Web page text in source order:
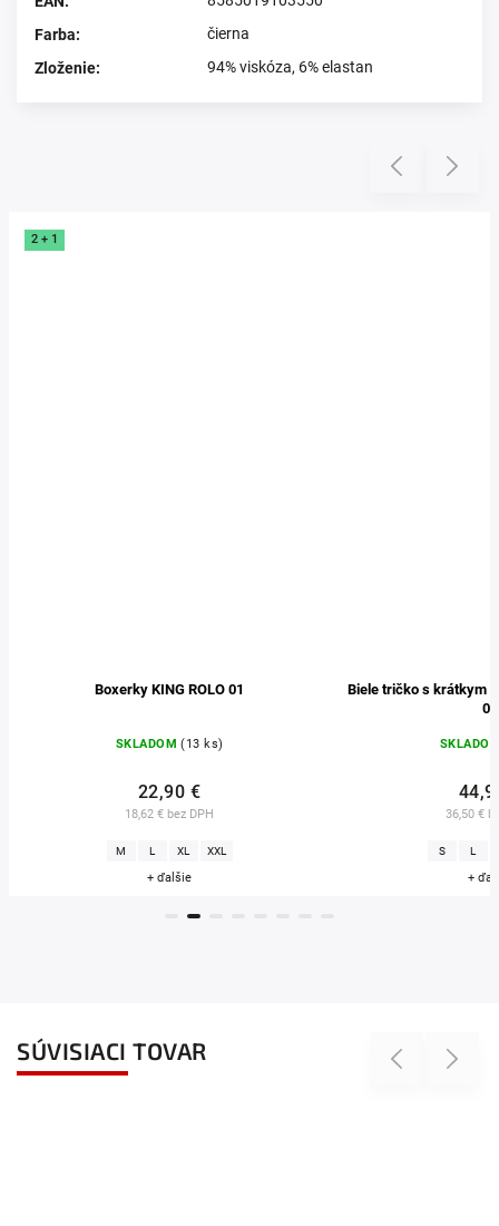
Farba:
čierna
Zloženie: 94% viskóza, 6% elastan
Previous
2 + 1
Boxerky KING ROLO 01
SKLADOM (13 ks)
18,62 € bez DPH
22,90 €
M L XL XXL
+ ďalšie
Biele tričko s krátkym
01
36,50 €
S L
+
Next
SÚVISIACI TOVAR Previous Next